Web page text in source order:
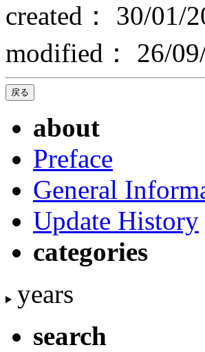
created： 30/01/
modified： 26/
about
Preface
General
Update History
categories
years
search